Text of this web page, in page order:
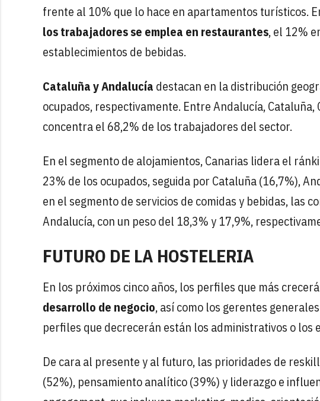
frente al 10% que lo hace en apartamentos turísticos.
los trabajadores se emplea en restaurantes, el 12%
establecimientos de bebidas.
Cataluña y Andalucía destacan en la distribución
ocupados, respectivamente. Entre Andalucía, Cataluña,
concentra el 68,2% de los trabajadores del sector.
En el segmento de alojamientos, Canarias lidera el
23% de los ocupados, seguida por Cataluña (16,7%),
en el segmento de servicios de comidas y bebidas, las
Andalucía, con un peso del 18,3% y 17,9%,
FUTURO DE LA HOSTELERIA
En los próximos cinco años, los perfiles que más
desarrollo de negocio, así como los gerentes
perfiles que decrecerán están los administrativos o los
De cara al presente y al futuro, las prioridades de
(52%), pensamiento analítico (39%) y liderazgo e